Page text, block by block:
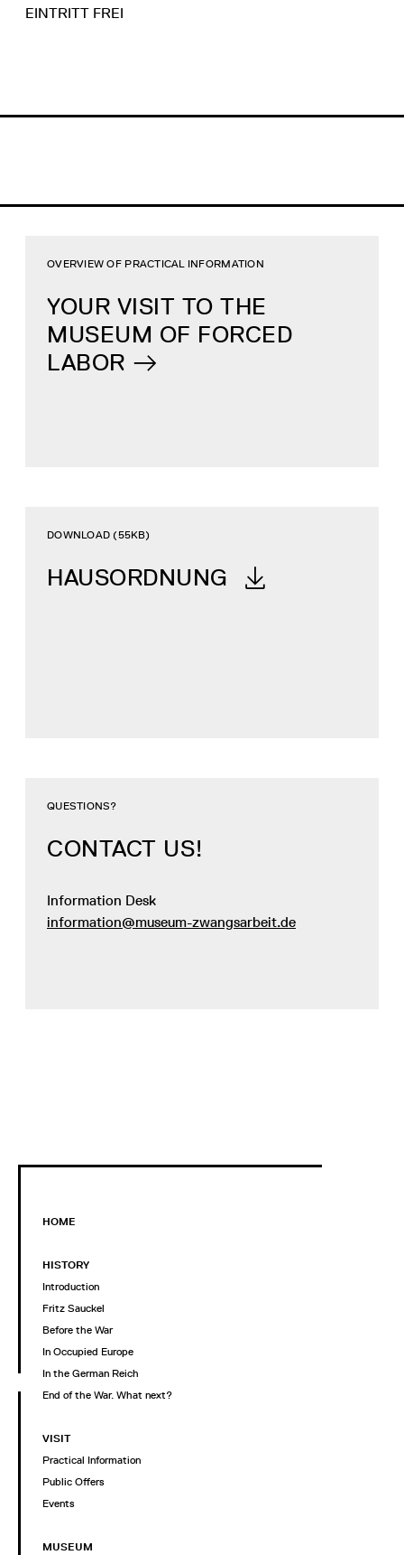
EINTRITT FREI
YOUR VISIT TO THE
MUSEUM OF FORCED
LABOR
OVERVIEW OF PRACTICAL INFORMATION
HAUSORDNUNG
DOWNLOAD (55KB)
CONTACT US!
QUESTIONS?
Information Desk
information@museum-zwangsarbeit.de
HOME
HISTORY
Introduction
Fritz Sauckel
Before the War
In Occupied Europe
In the German Reich
End of the War. What next?
VISIT
Practical Information
Public Offers
Events
MUSEUM